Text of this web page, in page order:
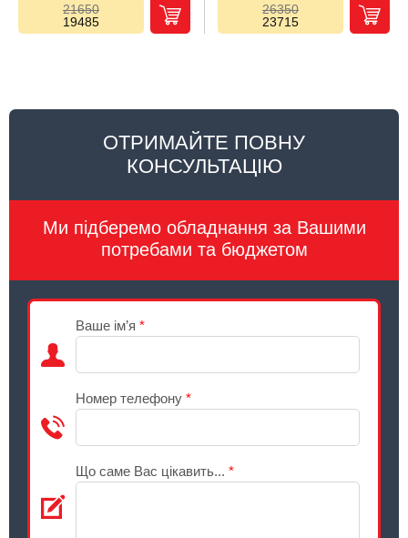
21650
19485
26350
23715
ОТРИМАЙТЕ ПОВНУ
КОНСУЛЬТАЦІЮ
Ми підберемо обладнання за Вашими
потребами та бюджетом
Ваше ім’я *
Номер телефону *
Що саме Вас цікавить... *